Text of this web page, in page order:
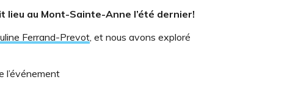
lieu au Mont-Sainte-Anne l’été dernier!
Ferrand-Prevot, et nous avons exploré
l’événement